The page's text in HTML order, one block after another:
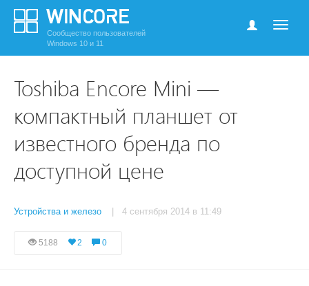
Сообщество пользователей
Windows 10 и 11
Toshiba Encore Mini —
компактный планшет от
известного бренда по
доступной цене
Устройства и железо | 4 сентября 2014 в 11:49
5188 2 0